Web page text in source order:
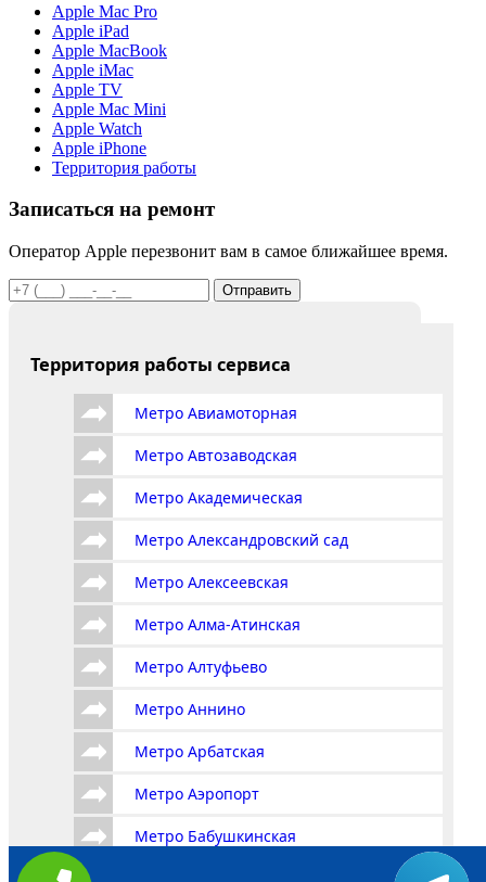
Apple Mac Pro
Apple iPad
Apple MacBook
Apple iMac
Apple TV
Apple Mac Mini
Apple Watch
Apple iPhone
Территория работы
Записаться на ремонт
Оператор Apple перезвонит вам в самое ближайшее время.
Отправить
Территория работы сервиса
Метро Авиамоторная
Метро Автозаводская
Метро Академическая
Метро Александровский сад
Метро Алексеевская
Метро Алма-Атинская
Метро Алтуфьево
Метро Аннино
Метро Арбатская
Метро Аэропорт
Метро Бабушкинская